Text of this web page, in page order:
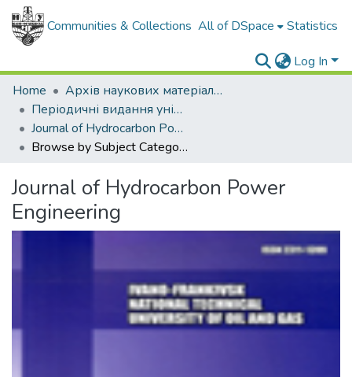
Communities & Collections All of DSpace Statistics
Log In
Home
Архів наукових матеріалів
Періодичні видання університету
Journal of Hydrocarbon Power Engineering
Browse by Subject Category
Journal of Hydrocarbon Power
Engineering